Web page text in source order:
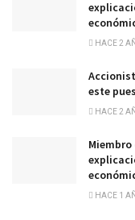
HACE 2
este
HACE 2
HACE 1